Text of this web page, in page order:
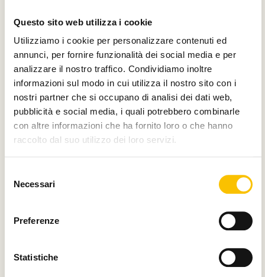
Questo sito web utilizza i cookie
Utilizziamo i cookie per personalizzare contenuti ed
annunci, per fornire funzionalità dei social media e per
analizzare il nostro traffico. Condividiamo inoltre
informazioni sul modo in cui utilizza il nostro sito con i
nostri partner che si occupano di analisi dei dati web,
pubblicità e social media, i quali potrebbero combinarle
con altre informazioni che ha fornito loro o che hanno
raccolto dal suo utilizzo dei loro servizi.
delNecessari
Preferenze
Statistiche
Silver partner
Main media partner
Partner